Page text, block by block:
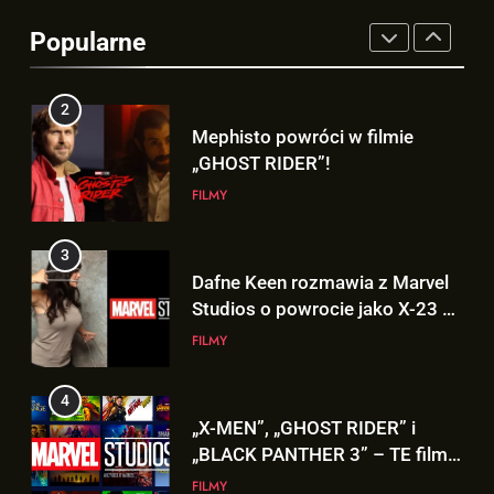
Popularne
3
Dafne Keen rozmawia z Marvel
Studios o powrocie jako X-23 w
MCU!
FILMY
4
„X-MEN”, „GHOST RIDER” i
„BLACK PANTHER 3” – TE filmy
zobaczymy w 2028 roku!
FILMY
5
OFICJALNY wgląd na
pomocników Doctora Dooma i
Doctora Strange’a w
FILMY